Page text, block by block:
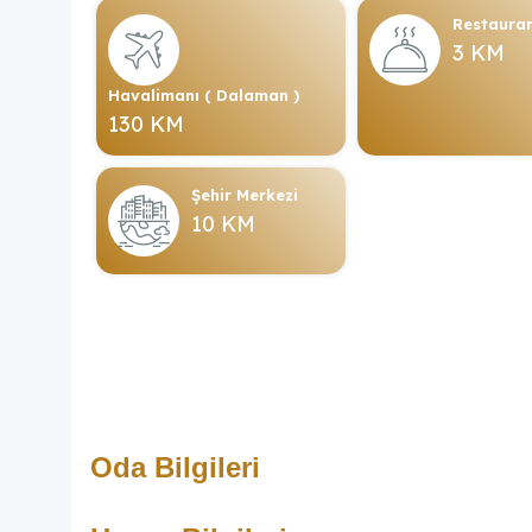
Havalimanı ( Dalaman )
130 KM
3 KM
Şehir Merkezi
10 KM
Oda Bilgileri